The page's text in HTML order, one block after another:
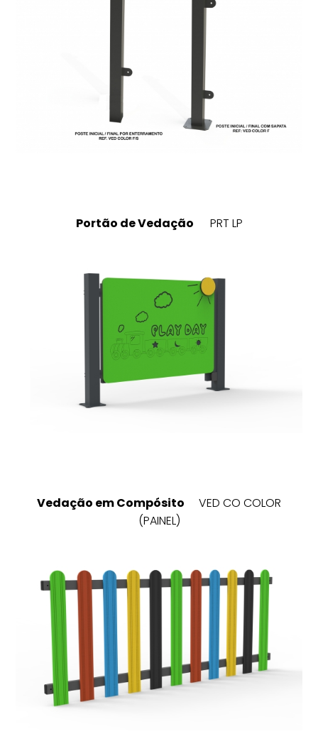
Portão de Vedação PRT LP
Vedação em Compósito
VED CO COLOR
(PAINEL)